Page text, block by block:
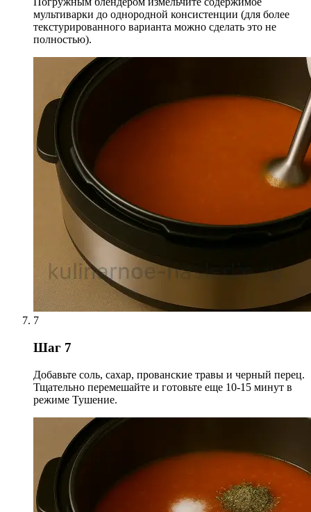
мультиварки до однородной консистенции (для более
текстурированного варианта можно сделать это не
полностью).
7
Шаг 7
Добавьте соль, сахар, прованские травы и черный перец.
Тщательно перемешайте и готовьте еще 10-15 минут в
режиме Тушение.